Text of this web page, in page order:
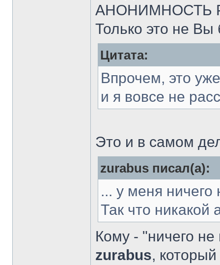
АНОНИМНОСТЬ
Только это не
Цитата:
Впрочем, это
и я вовсе не
Это и в самом
zurabus писал(а):
... у меня ничего
Так что
Кому - "ничего
zurabus,